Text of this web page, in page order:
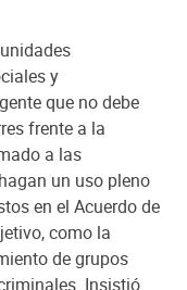
y
que no debe
frente a la
a las
un uso pleno
en el Acuerdo de
como la
de grupos
Insistió